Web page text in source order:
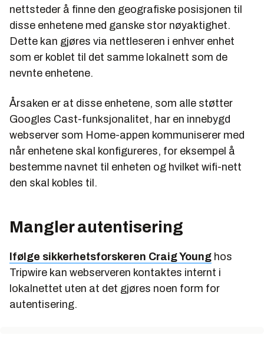
nettsteder å finne den geografiske posisjonen til
disse enhetene med ganske stor nøyaktighet.
Dette kan gjøres via nettleseren i enhver enhet
som er koblet til det samme lokalnett som de
nevnte enhetene.
Årsaken er at disse enhetene, som alle støtter
Googles Cast-funksjonalitet, har en innebygd
webserver som Home-appen kommuniserer med
når enhetene skal konfigureres, for eksempel å
bestemme navnet til enheten og hvilket wifi-nett
den skal kobles til.
Mangler autentisering
Ifølge sikkerhetsforskeren Craig Young hos
Tripwire kan webserveren kontaktes internt i
lokalnettet uten at det gjøres noen form for
autentisering.